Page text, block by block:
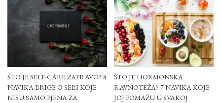
ŠTO JE SELF-CARE ZAPRAVO? 8
NAVIKA BRIGE O SEBI KOJE
NISU SAMO PJENA ZA
ŠTO JE HORMONSKA
RAVNOTEŽA? 7 NAVIKA KOJE
JOJ POMAŽU U SVAKOJ